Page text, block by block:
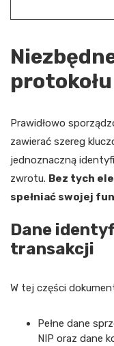
Prawidłowo
zawierać szereg
jednoznaczną
zwrotu. Bez tych
spełniać swojej
Dane
transakcji
W tej części
Pełne dane
NIP oraz dane